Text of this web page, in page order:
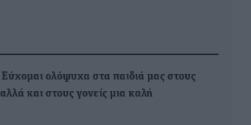
ολόψυχα στα παιδιά μας στους
και στους γονείς μια καλή